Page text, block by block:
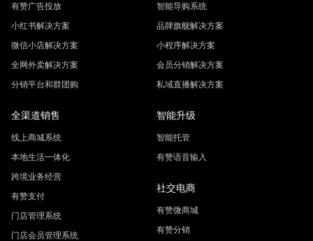
有赞广告投放
小红书解决方案
微信小店解决方案
全网外卖解决方案
分销平台和群团购
智能导购系统
品牌旗舰解决方案
小程序解决方案
会员分销解决方案
私域直播解决方案
全渠道销售
线上商城系统
本地生活一体化
跨境业务经营
有赞支付
门店管理系统
门店会员管理系统
智能升级
智能托管
有赞语音输入
社交电商
有赞微商城
有赞分销